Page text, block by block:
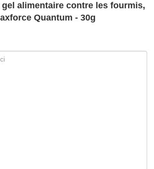
alimentaire contre les fourmis,
Quantum - 30g